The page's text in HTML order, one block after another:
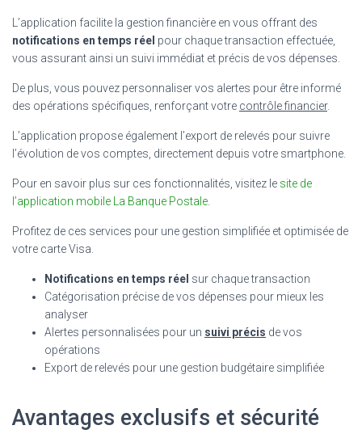
L’application facilite la gestion financière en vous offrant des
notifications en temps réel pour chaque transaction effectuée,
vous assurant ainsi un suivi immédiat et précis de vos dépenses.
De plus, vous pouvez personnaliser vos alertes pour être informé
des opérations spécifiques, renforçant votre contrôle financier.
L’application propose également l’export de relevés pour suivre
l’évolution de vos comptes, directement depuis votre smartphone.
Pour en savoir plus sur ces fonctionnalités, visitez le site de
l’application mobile La Banque Postale
Profitez de ces services pour une gestion simplifiée et optimisée de
votre carte Visa.
Notifications en temps réel sur chaque transaction
Catégorisation précise de vos dépenses pour mieux les
analyser
Alertes personnalisées pour un suivi précis de vos
opérations
Export de relevés pour une gestion budgétaire simplifiée
Avantages exclusifs et sécurité